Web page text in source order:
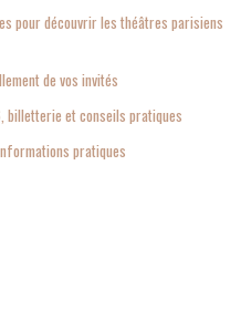
pour découvrir les théâtres parisiens
de vos invités
billetterie et conseils pratiques
pratiques